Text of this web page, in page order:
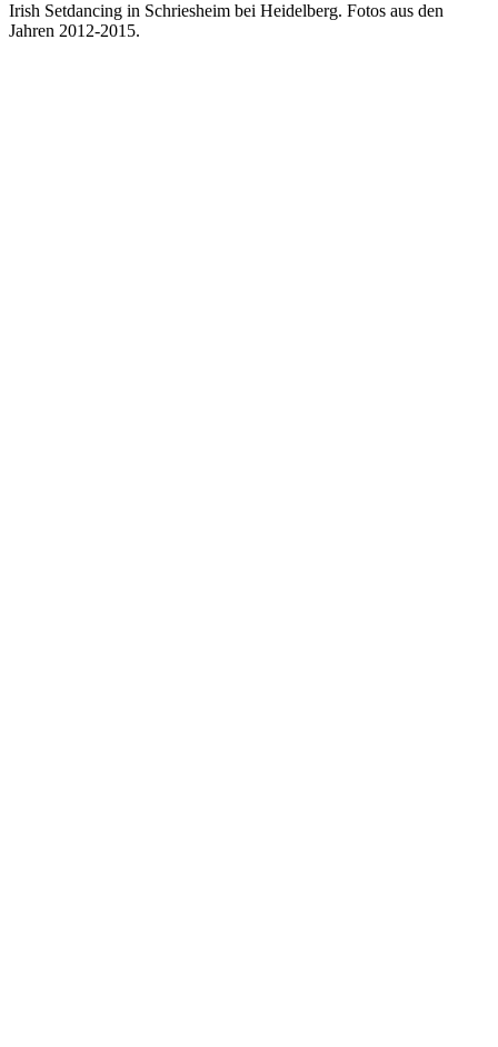
Irish Setdancing in Schriesheim bei Heidelberg. Fotos aus den
Jahren 2012-2015.